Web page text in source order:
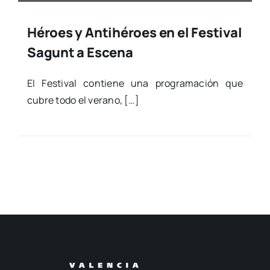
Héroes y Antihéroes en el Festival
Sagunt a Escena
El Fes­ti­val con­tie­ne una pro­gra­ma­ción que
cubre todo el verano, […]